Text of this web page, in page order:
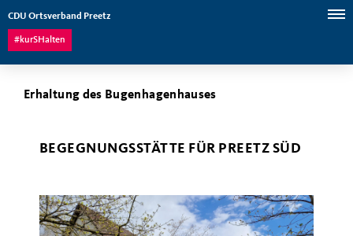
CDU Ortsverband Preetz
#kurSHalten
Erhaltung des Bugenhagenhauses
BEGEGNUNGSSTÄTTE FÜR PREETZ SÜD